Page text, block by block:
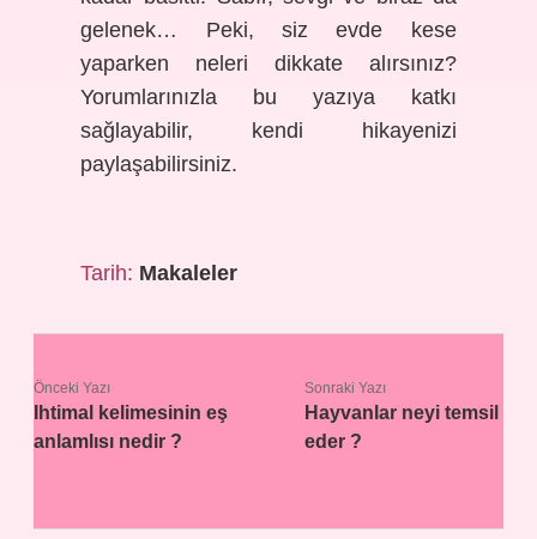
gelenek… Peki, siz evde kese
yaparken neleri dikkate alırsınız?
Yorumlarınızla bu yazıya katkı
sağlayabilir, kendi hikayenizi
paylaşabilirsiniz.
Tarih: Makaleler
Önceki Yazı
Ihtimal kelimesinin eş
anlamlısı nedir ?
Sonraki Yazı
Hayvanlar neyi temsil
eder ?